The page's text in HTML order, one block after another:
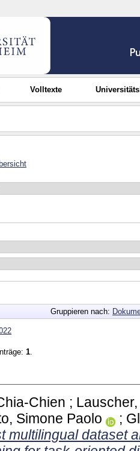
Volltexte
Gruppieren nach:
1
Chien ;
Simone Paolo
;
multilingual dataset